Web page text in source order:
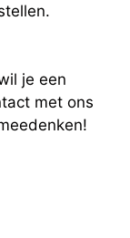
je een
met ons